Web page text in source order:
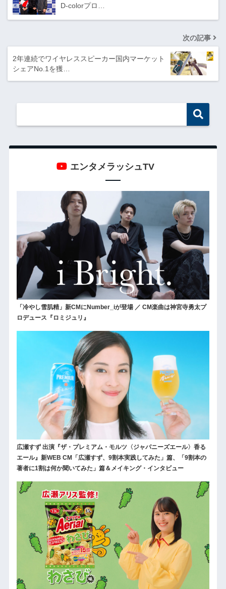
D-colorプロ…
次の記事
2年連続でワイヤレススピーカー国内マーケット
シェアNo.1を獲…
エンタメラッシュTV
「冷やし雪肌精」新CMにNumber_iが登場 ／ CM楽曲は神宮寺勇太プ
ロデュース『ロミジュリ』
広瀬すず 出演『ザ・プレミアム・モルツ〈ジャパニーズエール〉香る
エール』新WEB CM「広瀬すず、9割本実践してみた」篇、「9割本の
著者に1割は何か聞いてみた」篇＆メイキング・インタビュー